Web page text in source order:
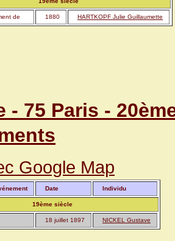
de 1880 HARTKOPF Julie Guillaumette
- 75 Paris -
Google Map
Date Individu
19ème siècle
18 juillet 1897 NICKEL Gustave